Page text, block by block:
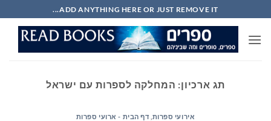
to
content
ADD ANYTHING HERE OR JUST REMOVE IT...
תג ארכיון: המחלקה לספרות עם ישראל
אירועי ספרות דף הבית - ארועי ספרות